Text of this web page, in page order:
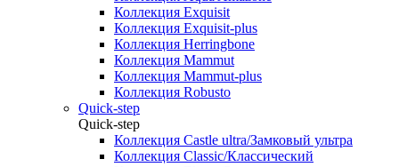
Коллекция Exquisit
Коллекция Exquisit-plus
Коллекция Herringbone
Коллекция Mammut
Коллекция Mammut-plus
Коллекция Robusto
Quick-step
Quick-step
Коллекция Castle ultra/Замковый ультра
Коллекция Classic/Классический